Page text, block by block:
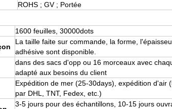
ROHS ; GV ; Portée
1600 feuilles, 30000dots
La taille faite sur commande, la forme,
adhésive sont disponible.
dans des sacs d'opp ou 16 morceaux avec
adapté aux besoins du client
Expédition de mer (25-30days), expédition d'air
par DHL, TNT, Fedex, etc.)
3-5 jours pour des échantillons, 10-15 jours